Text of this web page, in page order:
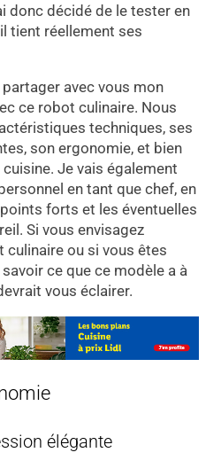
donc décidé de le tester en
tient réellement ses
avec vous mon
ce robot culinaire. Nous
techniques, ses
son ergonomie, et bien
Je vais également
en tant que chef, en
forts et les éventuelles
Si vous envisagez
culinaire ou si vous êtes
ce que ce modèle a à
vous éclairer.
élégante